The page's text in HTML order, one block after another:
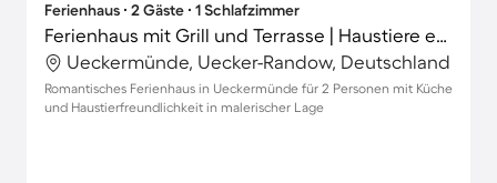
Ferienhaus ∙ 2 Gäste ∙ 1 Schlafzimmer
Ferienhaus mit Grill und Terrasse | Haustiere erlaubt
Ueckermünde, Uecker-Randow, Deutschland
Romantisches Ferienhaus in Ueckermünde für 2 Personen mit Küche
und Haustierfreundlichkeit in malerischer Lage